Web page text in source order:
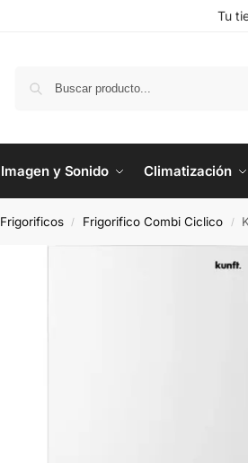
Tu
Imagen y Sonido Climatización
Frigorificos / Frigorifico Combi Ciclico /